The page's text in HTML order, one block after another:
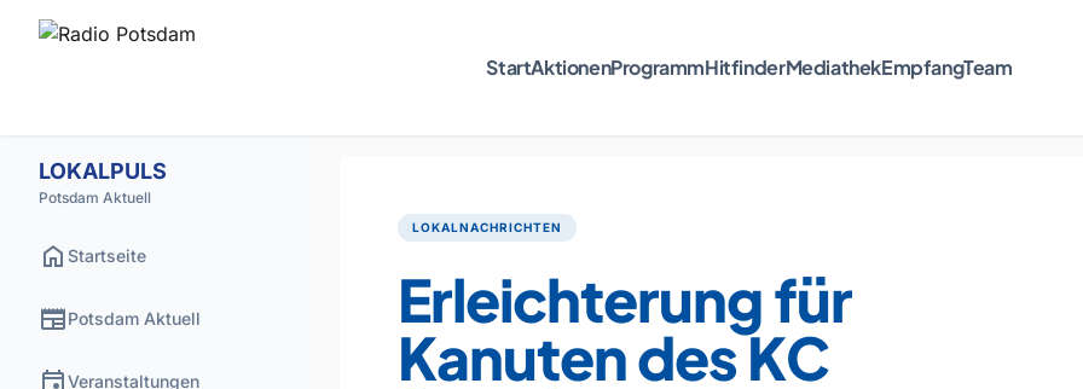
StartAktionenProgrammHitfinderMediathekEmpfangTeam
LOKALPULS
Potsdam Aktuell
home Startseite
newspaperPotsdam Aktuell
eventVeranstaltungen
LOKALNACHRICHTEN
Erleichterung für
Kanuten des KC